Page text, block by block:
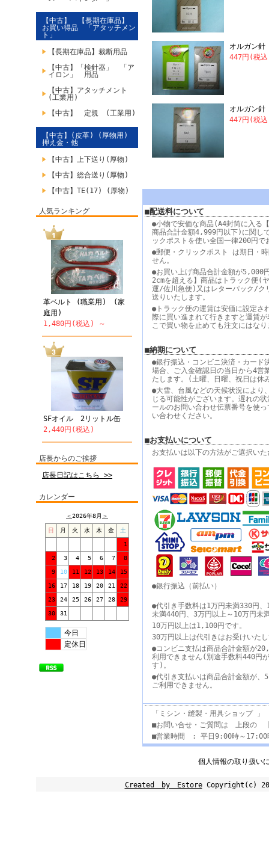
【中古】 【長期在庫品】
お買い得品 「アタッチメン
ト」
【長期在庫品】裁断用品
【中古】「検針器」 「ア
イロン」 用品
【中古】アタッチメント
(工業用)
【中古】 定規 (工業用)
【中古】(皮革) (厚物用)
押え金・他
【中古】上下送り(厚物)
【中古】総合送り(厚物)
【中古】TE(17) (厚物)
人気ランキング
革ベルト (職業用) (家
庭用)
1,480円(税込) ～
SFオイル 2リットル缶
2,440円(税込)
店長からのご挨拶
店長日記はこちら >>
カレンダー
＜2026年8月 ＞
日 月 火 水 木 金 土
1
2 3 4 5 6 7 8
9 10 11 12 13 14 15
16 17 18 19 20 21 22
23 24 25 26 27 28 29
30 31
今日
定休日
オルガン
447円(税
オルガン
447円(税
■配送料について
●小物で安価な商品(A4封筒に入る
商品合計金額4,999円以下)に関し
ックポストを使い全国一律200円で
●郵便・クリックポスト は期日・
せん。
●お買い上げ商品合計金額が5,000
2cmを超える】商品はトラック便(
運/佐川急便)又はレターパック/ク
送りいたします。
●トラック便の運賃は安価に設定さ
際に買い進まれて行きますと運賃
こで買い物を止めても注文にはな
■納期について
●銀行振込・コンビニ決済・カード
場合、ご入金確認日の当日から4営
たします。(土曜、日曜、祝日は休
●大雪、台風などの天候状況により
じる可能性がございます。遅れの
ールのお問い合わせ伝票番号を使
い合わせください。
■お支払いについて
お支払いは以下の方法がご選択い
●銀行振込（前払い）
●代引き手数料は1万円未満330円
未満440円、3万円以上～10万円未
10万円以上は1,100円です。
30万円以上は代引きはお受けいた
●コンビニ支払は商品合計金額が
利用できません(別途手数料440円
す)。
●代引き支払いは商品合計金額が、
ご利用できません。
「ミシン・縫製・用具ショップ 」
■お問い合せ・ご質問は 上段の
■営業時間 : 平日9:00時～17:00
個人情報の取り扱い
Created by EstoreCopyright(c)